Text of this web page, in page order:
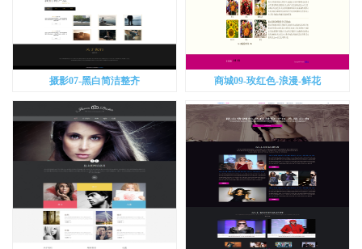
摄影07-黑白简洁整齐 商城09-玫红色-浪漫-鲜花